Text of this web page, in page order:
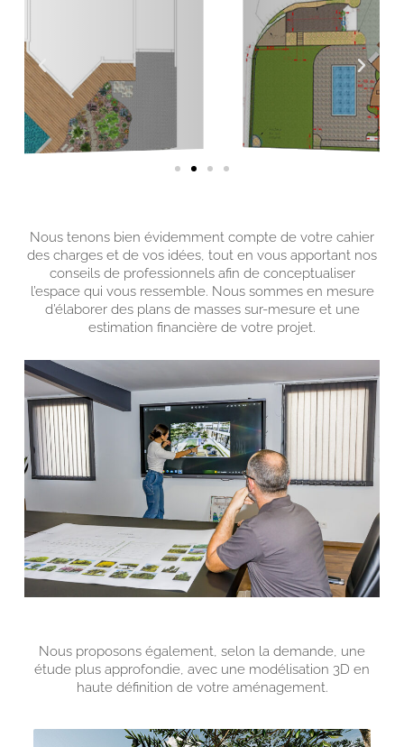
Nous tenons bien évidemment compte de votre cahier
des charges et de vos idées, tout en vous apportant nos
conseils de professionnels afin de conceptualiser
l’espace qui vous ressemble. Nous sommes en mesure
d’élaborer des plans de masses sur-mesure et une
estimation financière de votre projet.
Nous proposons également, selon la demande, une
étude plus approfondie, avec une modélisation 3D en
haute définition de votre aménagement.